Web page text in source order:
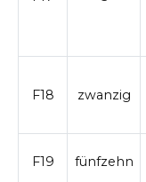
F18 zwanzig
F19 fünfzehn